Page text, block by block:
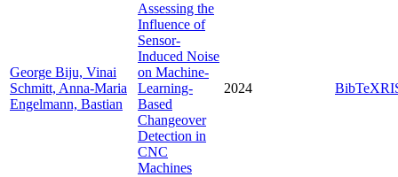
George Biju, Vinai
Schmitt, Anna-Maria
Engelmann, Bastian
Assessing the
Influence of
Sensor-
Induced Noise
on Machine-
Learning-
Based
Changeover
Detection in
CNC
Machines
2024 BibTeX